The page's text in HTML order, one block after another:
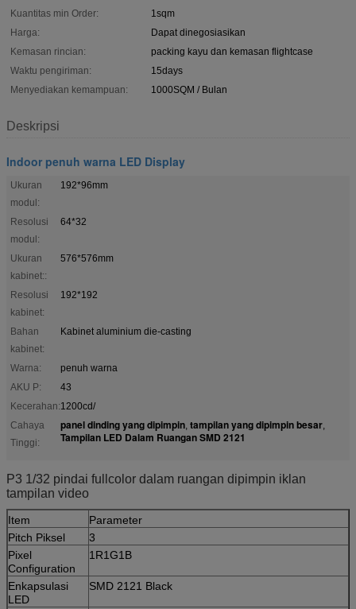
Kuantitas min Order:
1sqm
Harga:
Dapat dinegosiasikan
Kemasan rincian:
packing kayu dan kemasan flightcase
Waktu pengiriman:
15days
Menyediakan kemampuan:
1000SQM / Bulan
Deskripsi
Indoor penuh warna LED Display
Ukuran
modul:
192*96mm
Resolusi
modul:
64*32
Ukuran
kabinet::
576*576mm
Resolusi
kabinet:
192*192
Bahan
kabinet:
Kabinet aluminium die-casting
Warna:
penuh warna
AKU P:
43
Kecerahan:1200cd/
Cahaya
Tinggi:
panel dinding yang dipimpin, tampilan yang dipimpin besar,
Tampilan LED Dalam Ruangan SMD 2121
P3 1/32 pindai fullcolor dalam ruangan dipimpin iklan
tampilan video
Item
Parameter
Pitch Piksel
3
Pixel
Configuration
1R1G1B
Enkapsulasi
LED
SMD 2121 Black